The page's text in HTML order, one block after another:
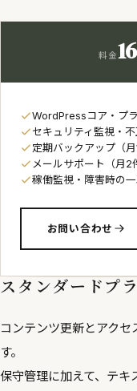
料金
WordPressコア・プ
セキュリティ監視・
定期バックアップ（月
メールサポート（月2
稼働監視・障害時の
お問い合わせ
スタンダードプ
コンテンツ更新とアク
す。
保守管理に加えて、テ